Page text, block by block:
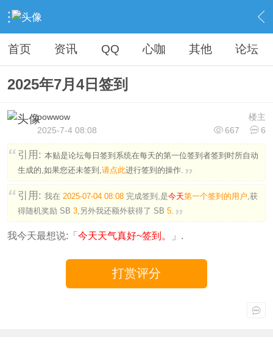
› 社区广场 › 纪念馆 › 签到 › 内容
首页 资讯 QQ 心咖 其他 论坛
2025年7月4日签到
楼主
powwow
667
6
2025-7-4 08:08
引用: 本贴是论坛每日签到系统在每天的第一位签到者签到时所自动
生成的,如果您还未签到,请点此进行签到的操作.
引用: 我在 2025-07-04 08:08完成签到,是今天第一个签到的用户,获
得随机奖励 SB 3,另外我还额外获得了 SB 5.
我今天最想说:「 今天天气真好~签到。 」.
打赏评分